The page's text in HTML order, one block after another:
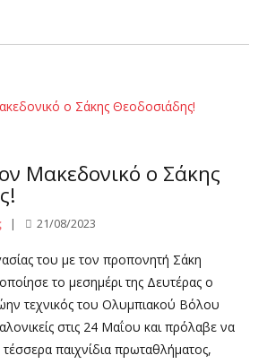
Μακεδονικό ο Σάκης
21/08/2023
του με τον προπονητή Σάκη
το μεσημέρι της Δευτέρας ο
τεχνικός του Ολυμπιακού Βόλου
στις 24 Μαΐου και πρόλαβε να
παιχνίδια πρωταθλήματος,